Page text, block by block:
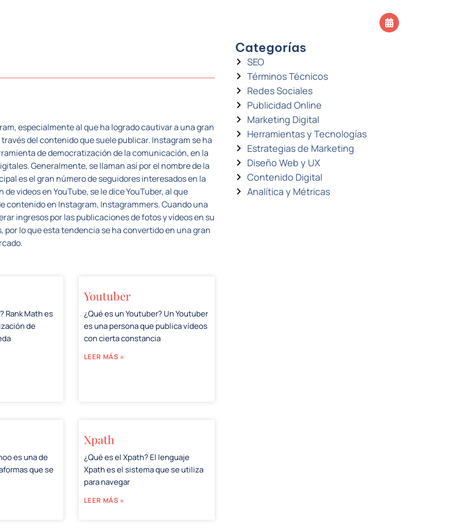
especialmente al que ha logrado cautivar a una gran
del contenido que suele publicar. Instagram se ha
de democratización de la comunicación, en la
Generalmente, se llaman así por el nombre de la
es el gran número de seguidores interesados en la
videos en YouTube, se le dice YouTuber, al que
contenido en Instagram, Instagrammers. Cuando una
ingresos por las publicaciones de fotos y vídeos en su
lo que esta tendencia se ha convertido en una gran
Rank Math es
de
Youtuber
¿Qué es un Youtuber? Un Youtuber
es una persona que publica vídeos
con cierta constancia
LEER MÁS »
es una de
que se
Xpath
¿Qué es el Xpath? El lenguaje
Xpath es el sistema que se utiliza
para navegar
LEER MÁS »
Categorías
SEO
Términos Técnicos
Redes Sociales
Publicidad Online
Marketing Digital
Herramientas y Tecnologías
Estrategias de Marketing
Diseño Web y UX
Contenido Digital
Analítica y Métricas